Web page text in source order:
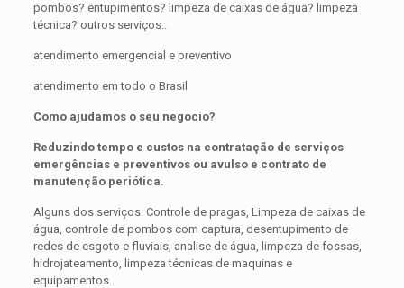
pombos? entupimentos? limpeza de caixas de água? limpeza
técnica? outros serviços..
atendimento emergencial e preventivo
atendimento em todo o Brasil
Como ajudamos o seu negocio?
Reduzindo tempo e custos na contratação de serviços
emergências e preventivos ou avulso e contrato de
manutenção periótica.
Alguns dos serviços: Controle de pragas, Limpeza de caixas de
água, controle de pombos com captura, desentupimento de
redes de esgoto e fluviais, analise de água, limpeza de fossas,
hidrojateamento, limpeza técnicas de maquinas e
equipamentos..